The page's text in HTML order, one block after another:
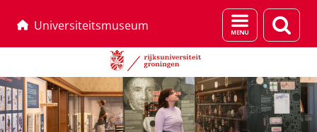
Universiteitsmuseum
Menu
en